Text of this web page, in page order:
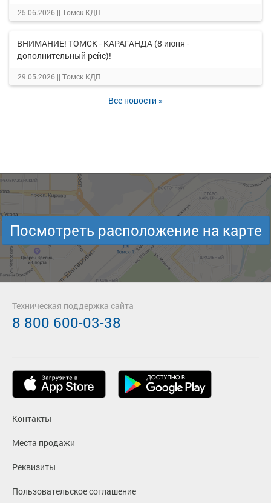
25.06.2026 || Томск КДП
ВНИМАНИЕ! ТОМСК - КАРАГАНДА (8 июня -
дополнительный рейс)!
29.05.2026 || Томск КДП
Все новости »
Посмотреть расположение на карте
Контакты
Места продажи
Реквизиты
Пользовательское соглашение
Техническая поддержка сайта
8 800 600-03-38